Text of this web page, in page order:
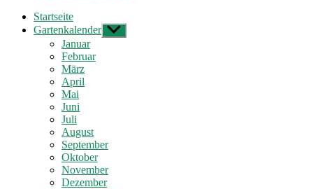
Startseite
Gartenkalender Untermenü
anzeigen
Januar
Februar
März
April
Mai
Juni
Juli
August
September
Oktober
November
Dezember